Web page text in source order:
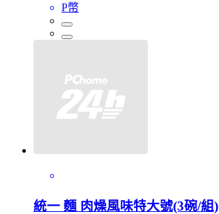
P幣
統一 麵 肉燥風味特大號(3碗/組)